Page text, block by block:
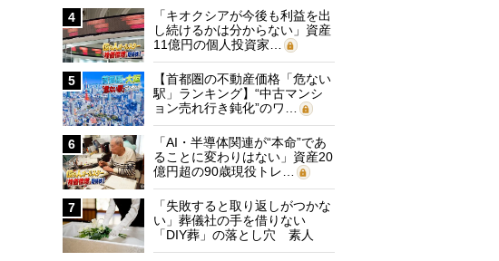
4
「キオクシアが今後も利益を出
し続けるかは分からない」資産
11億円の個人投資家…
5
【首都圏の不動産価格「危ない
駅」ランキング】“中古マンシ
ョン売れ行き鈍化”のワ…
6
「AI・半導体関連が“本命”であ
ることに変わりはない」資産20
億円超の90歳現役トレ…
7
「失敗すると取り返しがつかな
い」葬儀社の手を借りない
「DIY葬」の落とし穴 素人
に…